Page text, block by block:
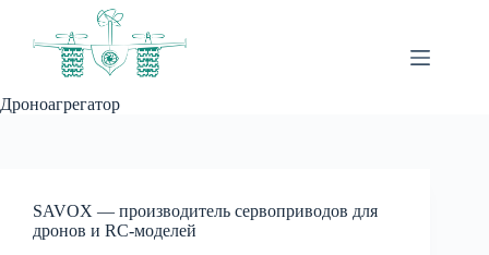
Дроноагрегатор
SAVOX — производитель сервоприводов для
дронов и RC-моделей